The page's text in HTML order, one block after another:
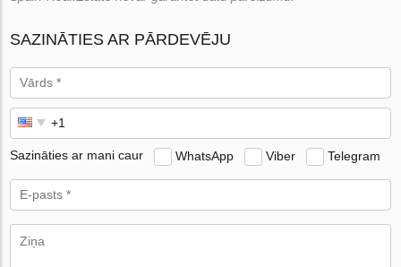
SAZINĀTIES AR PĀRDEVĒJU
Sazināties ar mani caur WhatsApp Viber Telegram